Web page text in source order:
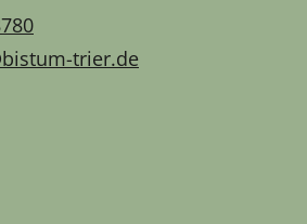
trier.de